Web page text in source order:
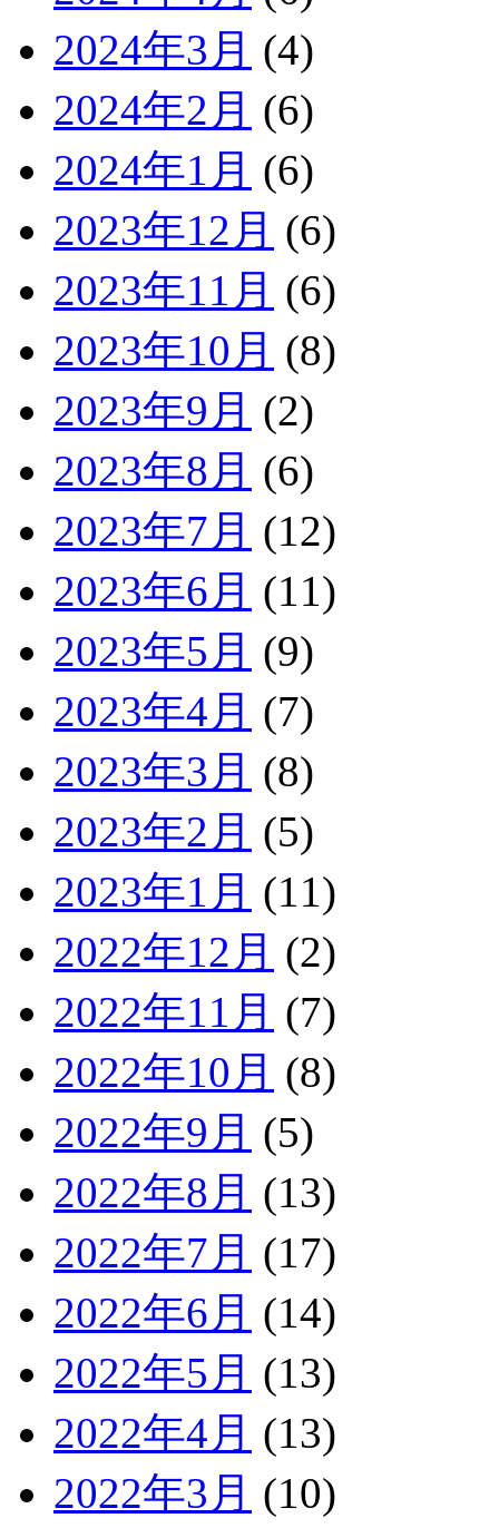
2024年3月 (4)
2024年2月 (6)
2024年1月 (6)
2023年12月 (6)
2023年11月 (6)
2023年10月 (8)
2023年9月 (2)
2023年8月 (6)
2023年7月 (12)
2023年6月 (11)
2023年5月 (9)
2023年4月 (7)
2023年3月 (8)
2023年2月 (5)
2023年1月 (11)
2022年12月 (2)
2022年11月 (7)
2022年10月 (8)
2022年9月 (5)
2022年8月 (13)
2022年7月 (17)
2022年6月 (14)
2022年5月 (13)
2022年4月 (13)
2022年3月 (10)